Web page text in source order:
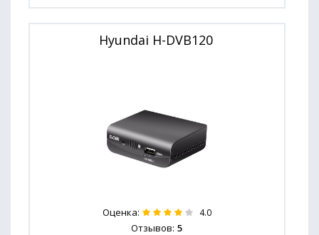
Hyundai H-DVB120
Оценка: 4.0
Отзывов: 5